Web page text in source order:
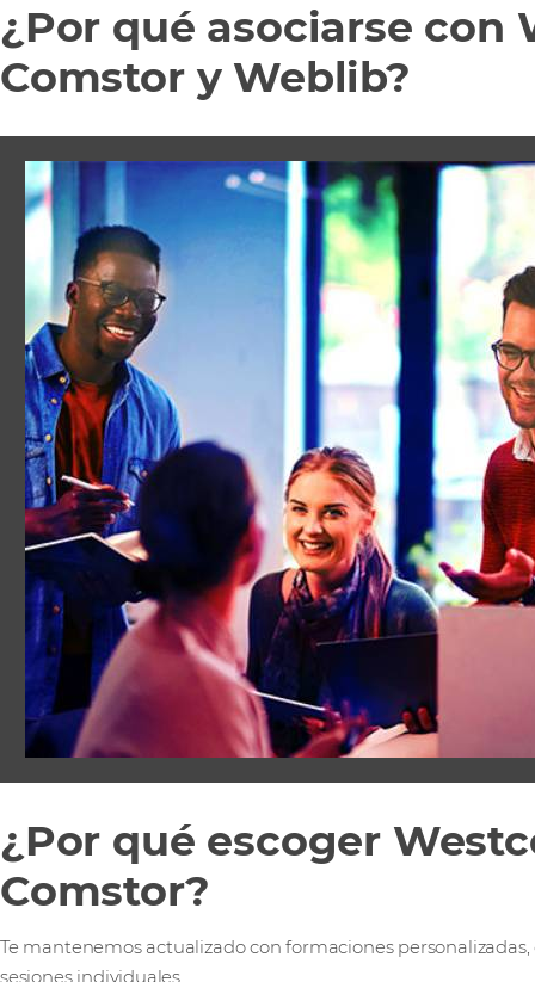
¿Por qué asociarse con
Comstor y Weblib?
¿Por qué escoger
Comstor?
Te mantenemos actualizado con formaciones
sesiones individuales.